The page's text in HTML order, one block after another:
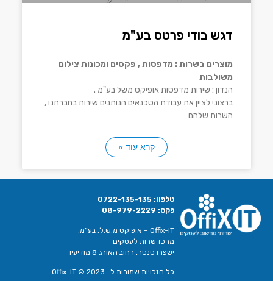
דגש בודי פרטס בע"מ
מוצרים בשרות : מדפסות , פקסים ומכונות צילום
משולבות
הנדון : שירות מדפסות אופיקס משל בע"מ .
ברצוני לציין את עבודת הטכנאים הנותנים שירות בחברתנו ,
השרות שלהם
קרא עוד »
טלפון: 0722-135-135
פקס: 08-979-2229
Offix-IT – אופיקס מ.ש.ל. בע”מ.
מרכז שרות לעסקים
ישפרו סנטר, רחוב האורג 8 מודיעין
כל הזכויות שמורות ל- Offix-IT © 2023